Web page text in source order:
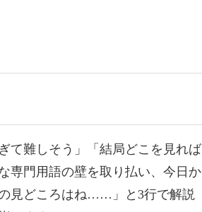
ージがあるかもしれません。
”ことからスタートします。
ものになります。
て難しそう」「結局どこを見れば
専門用語の壁を取り払い、今日か
見どころはね……」と3行で解説